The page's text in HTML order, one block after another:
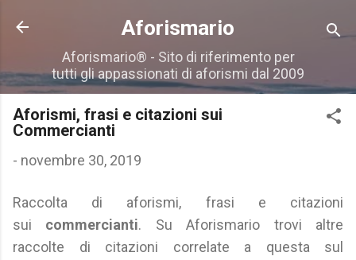
Passa ai contenuti principali
Aforismario
Aforismario® - Sito di riferimento per
tutti gli appassionati di aforismi dal 2009
Aforismi, frasi e citazioni sui
Commercianti
- novembre 30, 2019
Raccolta di aforismi, frasi e citazioni
sui commercianti. Su Aforismario trovi altre
raccolte di citazioni correlate a questa sul